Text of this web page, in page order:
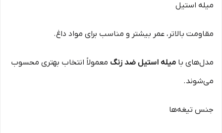
میله استیل
مقاومت بالاتر، عمر بیشتر و مناسب برای مواد داغ.
مدل‌های با میله استیل ضد زنگ معمولاً انتخاب بهتری محسوب
می‌شوند.
جنس تیغه‌ها